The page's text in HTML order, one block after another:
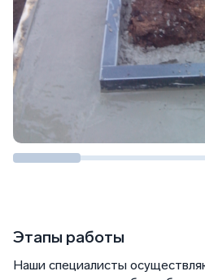
Этапы работы
Наши специалисты